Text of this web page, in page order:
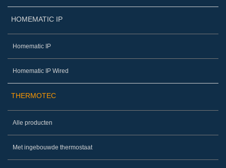
HOMEMATIC IP
Homematic IP
Homematic IP Wired
THERMOTEC
Alle producten
Met ingebouwde thermostaat